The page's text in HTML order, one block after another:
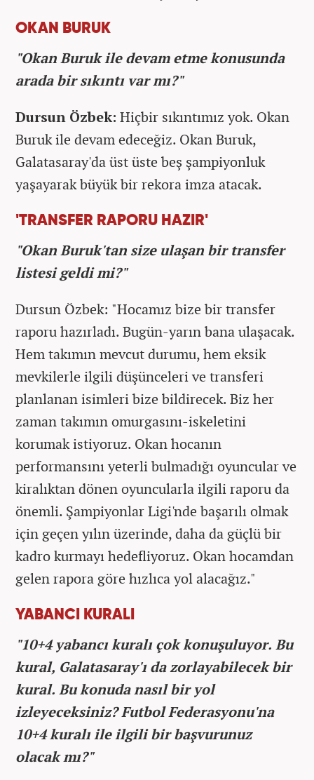
OKAN BURUK
"Okan Buruk ile devam etme konusunda
arada bir sıkıntı var mı?"
Dursun Özbek: Hiçbir sıkıntımız yok. Okan
Buruk ile devam edeceğiz. Okan Buruk,
Galatasaray'da üst üste beş şampiyonluk
yaşayarak büyük bir rekora imza atacak.
'TRANSFER RAPORU HAZIR'
"Okan Buruk'tan size ulaşan bir transfer
listesi geldi mi?"
Dursun Özbek: "Hocamız bize bir transfer
raporu hazırladı. Bugün-yarın bana ulaşacak.
Hem takımın mevcut durumu, hem eksik
mevkilerle ilgili düşünceleri ve transferi
planlanan isimleri bize bildirecek. Biz her
zaman takımın omurgasını-iskeletini
korumak istiyoruz. Okan hocanın
performansını yeterli bulmadığı oyuncular ve
kiralıktan dönen oyuncularla ilgili raporu da
önemli. Şampiyonlar Ligi'nde başarılı olmak
için geçen yılın üzerinde, daha da güçlü bir
kadro kurmayı hedefliyoruz. Okan hocamdan
gelen rapora göre hızlıca yol alacağız."
YABANCI KURALI
"10+4 yabancı kuralı çok konuşuluyor. Bu
kural, Galatasaray'ı da zorlayabilecek bir
kural. Bu konuda nasıl bir yol
izleyeceksiniz? Futbol Federasyonu'na
10+4 kuralı ile ilgili bir başvurunuz
olacak mı?"